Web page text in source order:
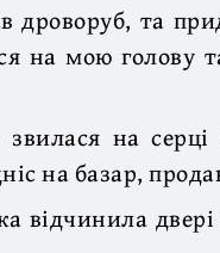
дроворуб, та
на мою голову
на
на базар,
відчинила